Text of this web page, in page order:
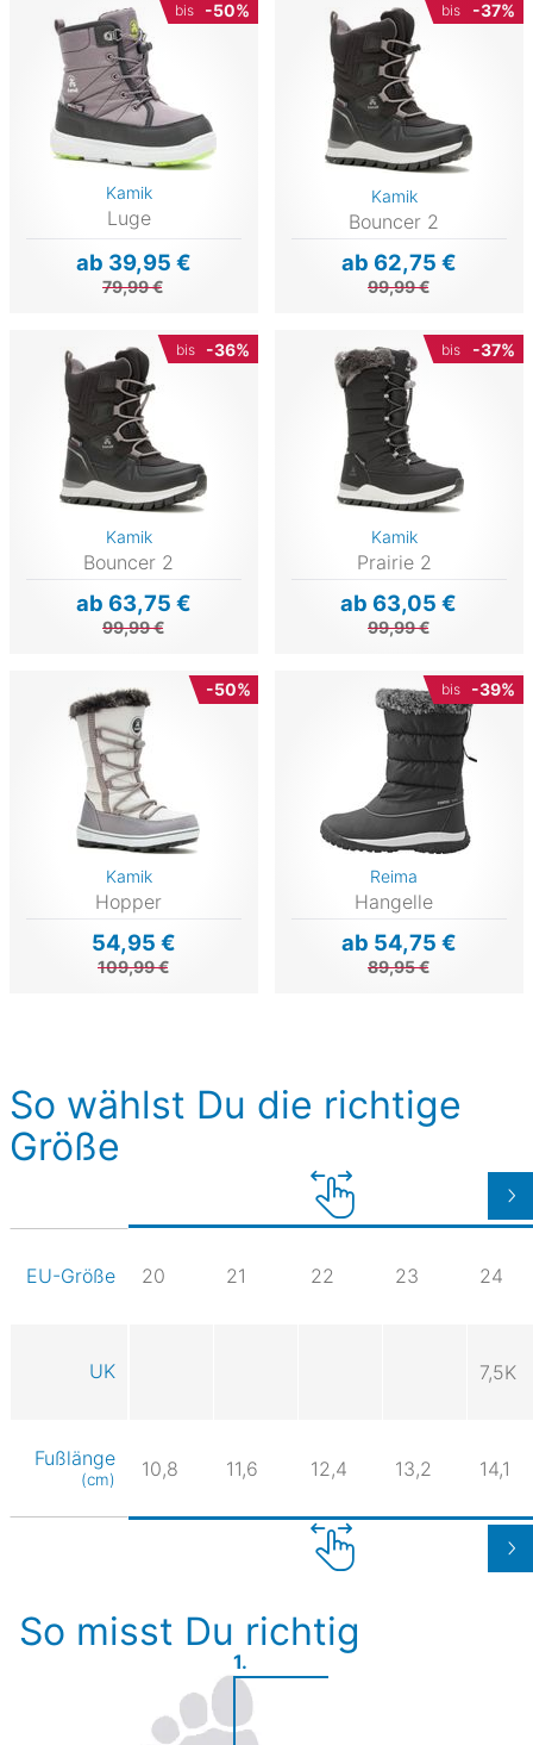
bis -50%
Kamik
Luge
ab 39,95 €
79,99 €
bis -37%
Kamik
Bouncer 2
ab 62,75 €
99,99 €
bis -36%
Kamik
Bouncer 2
ab 63,75 €
99,99 €
bis -37%
Kamik
Prairie 2
ab 63,05 €
99,99 €
-50%
Kamik
Hopper
54,95 €
109,99 €
bis -39%
Reima
Hangelle
ab 54,75 €
89,95 €
So wählst Du die richtige
Größe
EU-Größe 20 21 22 23 24
UK 7,5K
Fußlänge
(cm) 10,8 11,6 12,4 13,2 14,1
So misst Du richtig
1.